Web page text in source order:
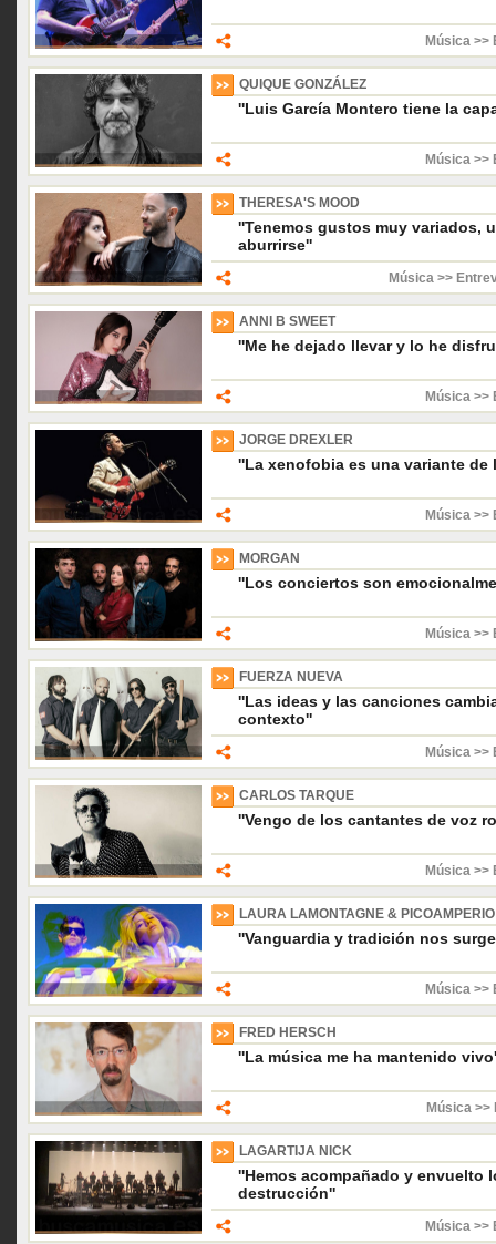
Música >>
QUIQUE GONZÁLEZ
''Luis García Montero tiene la
Música >>
THERESA'S MOOD
''Tenemos gustos muy variados,
aburrirse''
Música >>
ANNI B SWEET
''Me he dejado llevar y lo he
Música >>
JORGE DREXLER
''La xenofobia es una variante de
Música >>
MORGAN
''Los conciertos son
Música >>
FUERZA NUEVA
''Las ideas y las canciones
contexto''
Música >>
CARLOS TARQUE
''Vengo de los cantantes de voz
Música >>
LAURA LAMONTAGNE & PICOAMPERIO
''Vanguardia y tradición nos
Música >>
FRED HERSCH
''La música me ha mantenido
Música
LAGARTIJA NICK
''Hemos acompañado y envuelto
destrucción''
Música >>